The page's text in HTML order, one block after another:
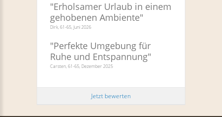
"Erholsamer Urlaub in einem
gehobenen Ambiente"
Dirk, 61-65, Juni 2026
"Perfekte Umgebung für
Ruhe und Entspannung"
Carsten, 61-65, Dezember 2025
Jetzt bewerten